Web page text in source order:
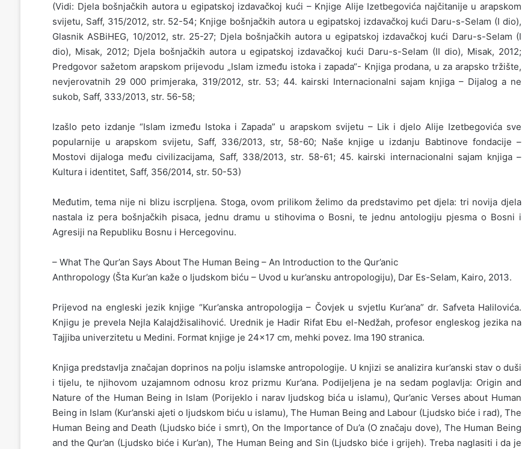
(Vidi: Djela bošnjačkih autora u egipatskoj izdavačkoj kući – Knjige Alije Izetbegovića najčitanije u arapskom
svijetu, Saff, 315/2012, str. 52-54; Knjige bošnjačkih autora u egipatskoj izdavačkoj kući Daru-s-Selam (I dio),
Glasnik ASBiHEG, 10/2012, str. 25-27; Djela bošnjačkih autora u egipatskoj izdavačkoj kući Daru-s-Selam (I
dio), Misak, 2012; Djela bošnjačkih autora u egipatskoj izdavačkoj kući Daru-s-Selam (II dio), Misak, 2012;
Predgovor sažetom arapskom prijevodu „Islam između istoka i zapada“- Knjiga prodana, u za arapsko tržište,
nevjerovatnih 29 000 primjeraka, 319/2012, str. 53; 44. kairski Internacionalni sajam knjiga – Dijalog a ne
sukob, Saff, 333/2013, str. 56-58;
Izašlo peto izdanje “Islam između Istoka i Zapada” u arapskom svijetu – Lik i djelo Alije Izetbegovića sve
popularnije u arapskom svijetu, Saff, 336/2013, str, 58-60; Naše knjige u izdanju Babtinove fondacije –
Mostovi dijaloga među civilizacijama, Saff, 338/2013, str. 58-61; 45. kairski internacionalni sajam knjiga –
Kultura i identitet, Saff, 356/2014, str. 50-53)
Međutim, tema nije ni blizu iscrpljena. Stoga, ovom prilikom želimo da predstavimo pet djela: tri novija djela
nastala iz pera bošnjačkih pisaca, jednu dramu u stihovima o Bosni, te jednu antologiju pjesma o Bosni i
Agresiji na Republiku Bosnu i Hercegovinu.
– What The Qur’an Says About The Human Being – An Introduction to the Qur’anic
Anthropology (Šta Kur’an kaže o ljudskom biću – Uvod u kur’ansku antropologiju), Dar Es-Selam, Kairo, 2013.
Prijevod na engleski jezik knjige “Kur’anska antropologija – Čovjek u svjetlu Kur’ana” dr. Safveta Halilovića.
Knjigu je prevela Nejla Kalajdžisalihović. Urednik je Hadir Rifat Ebu el-Nedžah, profesor engleskog jezika na
Tajjiba univerzitetu u Medini. Format knjige je 24×17 cm, mehki povez. Ima 190 stranica.
Knjiga predstavlja značajan doprinos na polju islamske antropologije. U knjizi se analizira kur’anski stav o duši
i tijelu, te njihovom uzajamnom odnosu kroz prizmu Kur’ana. Podijeljena je na sedam poglavlja: Origin and
Nature of the Human Being in Islam (Porijeklo i narav ljudskog bića u islamu), Qur’anic Verses about Human
Being in Islam (Kur’anski ajeti o ljudskom biću u islamu), The Human Being and Labour (Ljudsko biće i rad), The
Human Being and Death (Ljudsko biće i smrt), On the Importance of Du’a (O značaju dove), The Human Being
and the Qur’an (Ljudsko biće i Kur’an), The Human Being and Sin (Ljudsko biće i grijeh). Treba naglasiti i da je